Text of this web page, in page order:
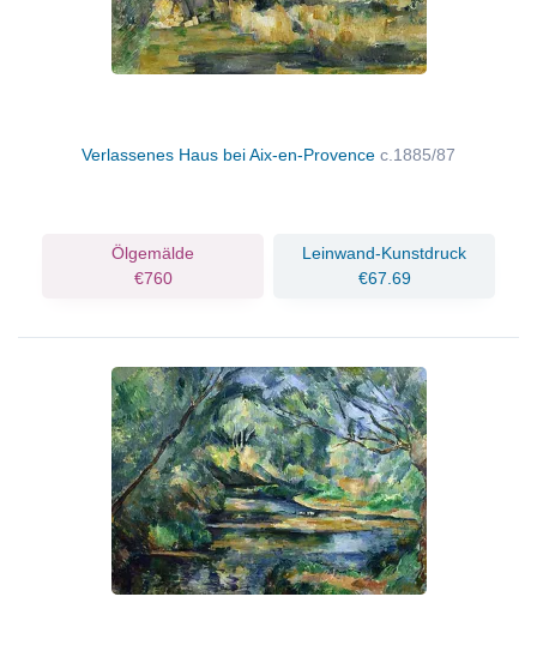
Verlassenes Haus bei Aix-en-Provence c.1885/87
Ölgemälde
€760
Leinwand-Kunstdruck
€67.69